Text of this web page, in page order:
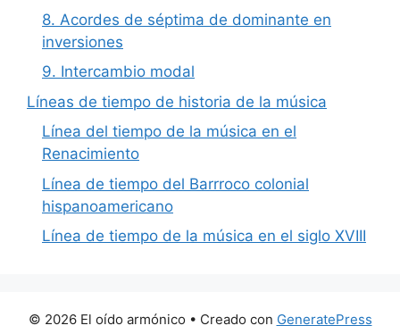
8. Acordes de séptima de dominante en
inversiones
9. Intercambio modal
Líneas de tiempo de historia de la música
Línea del tiempo de la música en el
Renacimiento
Línea de tiempo del Barrroco colonial
hispanoamericano
Línea de tiempo de la música en el siglo XVIII
© 2026 El oído armónico • Creado con GeneratePress